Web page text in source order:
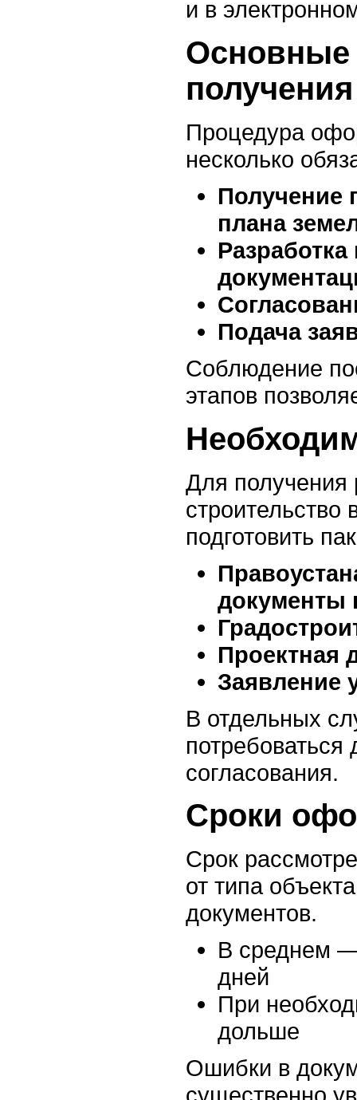
и в
Основные
Процедура
несколько
Получение
плана
Подача
Соблюдение
этапов
Для получения
строительство
подготовить
документы
Проектная
Заявление
В отдельных
согласования.
Сроки
Срок
от типа
документов.
В среднем
дней
При
дольше
Ошибки в